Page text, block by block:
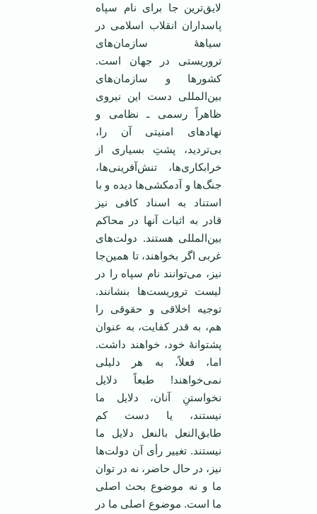
لایق‌ترین جا برای نام سپاه
پاسداران انقلاب اسلامی در
سیاهۀ سازمان‌های
تروریستی در جهان است.
کشورها و سازمان‌های
بین‌المللی دست این نیروی
ظاهراً رسمی ـ نظامی و
نهادهای امنیتی آن را،
بی‌تردید، پشتِ بسیاری از
خرابکاری‌ها، تنش‌آفرینی‌ها،
جنگ‌ها و آدمکشی‌ها دیده و با
استناد به اسناد کافی نیز
قادر به اثبات آنها در محاکم
بین‌المللی هستند. دولت‌های
غربی اگر بخواهند، تا همین‌جا
نیز، می‌توانند نام سپاه را در
لیست تروریست‌ها بنشانند.
توجیه اخلاقی و حقوقی را
هم، به قدر کفایت، به عنوان
پشتوانۀ خود، خواهند داشت.
اما، فعلاً، به هر دلیلی
نمی‌خواهند! طبعاً دلایل
نخواستنِ آنان، دلایل ما
نیستند، یا دست کم
طابق‌‌النعل بالنعل دلایل ما
نیستند. تغییر رأی آن دولت‌ها
نیز، در حال حاضر، نه در توان
ما و نه موضوع بحث اصلی
ما است. موضوع اصلی ما در